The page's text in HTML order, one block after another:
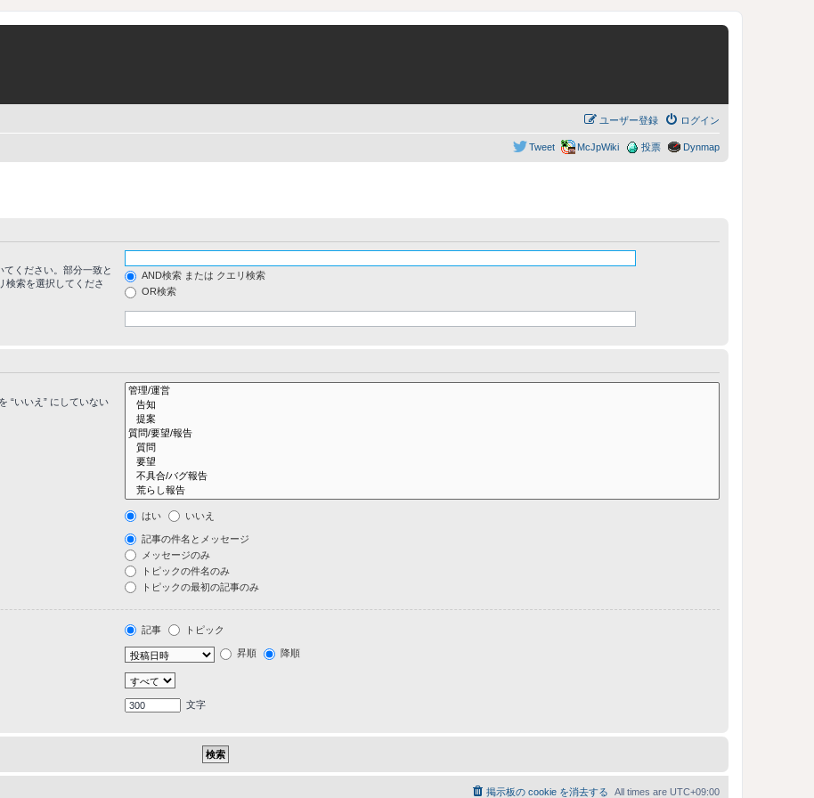
ログイン
ユーザー登録
Dynmap
投票
McJpWiki
Tweet
てください。部分一致と
検索を選択してくださ
AND検索 または クエリ検索
OR検索
“いいえ” にしていない
はい いいえ
記事の件名とメッセージ
メッセージのみ
トピックの件名のみ
トピックの最初の記事のみ
記事 トピック
昇順 降順
文字
All times are UTC+09:00
掲示板の cookie を消去する